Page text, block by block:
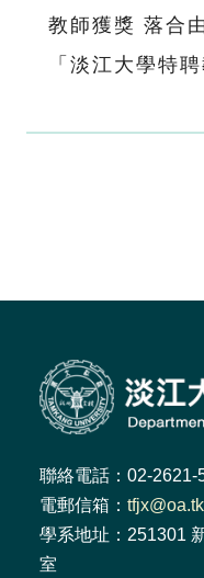
教師獲獎 落合
「淡江大學特
聯絡電話：02-2621-
電郵信箱：
學系地址：251301
室